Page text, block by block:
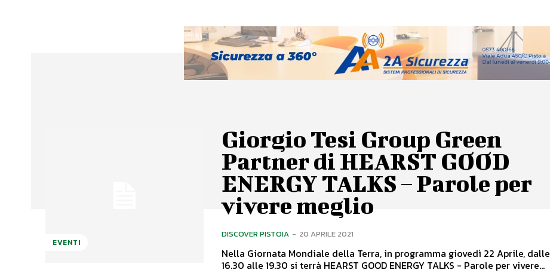
EVENTI
Giorgio Tesi Group Green
Partner di HEARST GOOD
ENERGY TALKS – Parole per
vivere meglio
DISCOVER PISTOIA - 20 APRILE 2021
Nella Giornata Mondiale della Terra, in programma giovedì 22 Aprile, dalle
16.30 alle 19.30 si terrà HEARST GOOD ENERGY TALKS - Parole per vivere...